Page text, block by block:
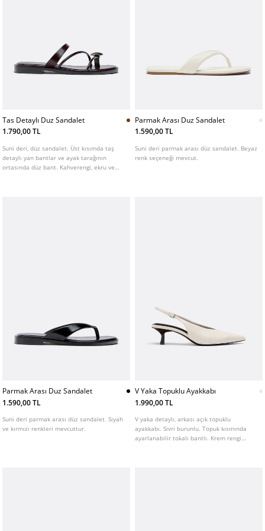
Tas Detaylı Duz Sandalet
1.790,00 TL
Suni deri, düz sandalet. Üst kısımda taş
detaylı yan bantlar ve ayak tarağının
ortasında düz bant. Kahverengi, ekru ve
Parmak Arası Duz Sandalet
1.590,00 TL
Suni deri parmak arası düz sandalet. Beyaz
renk seçeneği mevcut.
Parmak Arası Duz Sandalet
1.590,00 TL
Suni deri parmak arası düz sandalet. Siyah
ve kırmızı renkleri mevcuttur.
V Yaka Topuklu Ayakkabı
1.990,00 TL
V yaka detaylı, arkası açık topuklu
ayakkabı. Sivri burunlu. Topuk kısmında
ayarlanabilir tokalı bantlı. Krem rengi